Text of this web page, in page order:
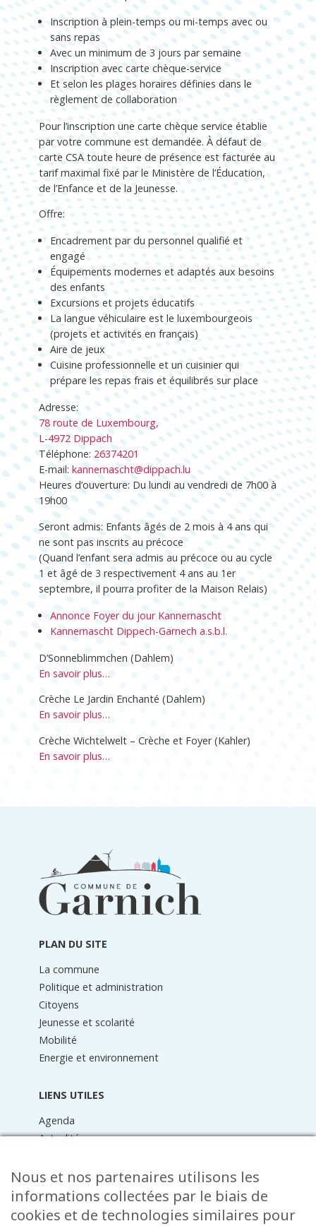
Inscription à plein-temps ou mi-temps avec ou
sans repas
Avec un minimum de 3 jours par semaine
Inscription avec carte chèque-service
Et selon les plages horaires définies dans le
règlement de collaboration
Pour l’inscription une carte chèque service établie
par votre commune est demandée. À défaut de
carte CSA toute heure de présence est facturée au
tarif maximal fixé par le Ministère de l’Éducation,
de l’Enfance et de la Jeunesse.
Offre:
Encadrement par du personnel qualifié et
engagé
Équipements modernes et adaptés aux besoins
des enfants
Excursions et projets éducatifs
La langue véhiculaire est le luxembourgeois
(projets et activités en français)
Aire de jeux
Cuisine professionnelle et un cuisinier qui
prépare les repas frais et équilibrés sur place
Adresse:
78 route de Luxembourg,
L-4972 Dippach
Téléphone:26374201
E-mail: kannernascht@dippach.lu
Heures d’ouverture: Du lundi au vendredi de 7h00 à
19h00
Seront admis: Enfants âgés de 2 mois à 4 ans qui
ne sont pas inscrits au précoce
(Quand l’enfant sera admis au précoce ou au cycle
1 et âgé de 3 respectivement 4 ans au 1er
septembre, il pourra profiter de la Maison Relais)
Annonce Foyer du jour Kannernascht
Kannernascht Dippech-Garnech a.s.b.l.
D’Sonneblimmchen (Dahlem)
En savoir plus…
Crèche Le Jardin Enchanté (Dahlem)
En savoir plus…
Crèche Wichtelwelt – Crèche et Foyer (Kahler)
En savoir plus…
Informations
PLAN DU SITE
La commune
Politique et administration
Citoyens
Jeunesse et scolarité
Mobilité
Energie et environnement
LIENS UTILES
Agenda
Actualités
Raider online
Formulaires
Faq
Nous et nos partenaires utilisons les
informations collectées par le biais de
cookies et de technologies similaires pour